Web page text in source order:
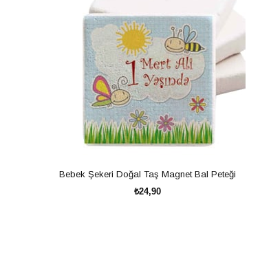
Bebek Şekeri Doğal Taş Magnet Bal Peteği
₺24,90